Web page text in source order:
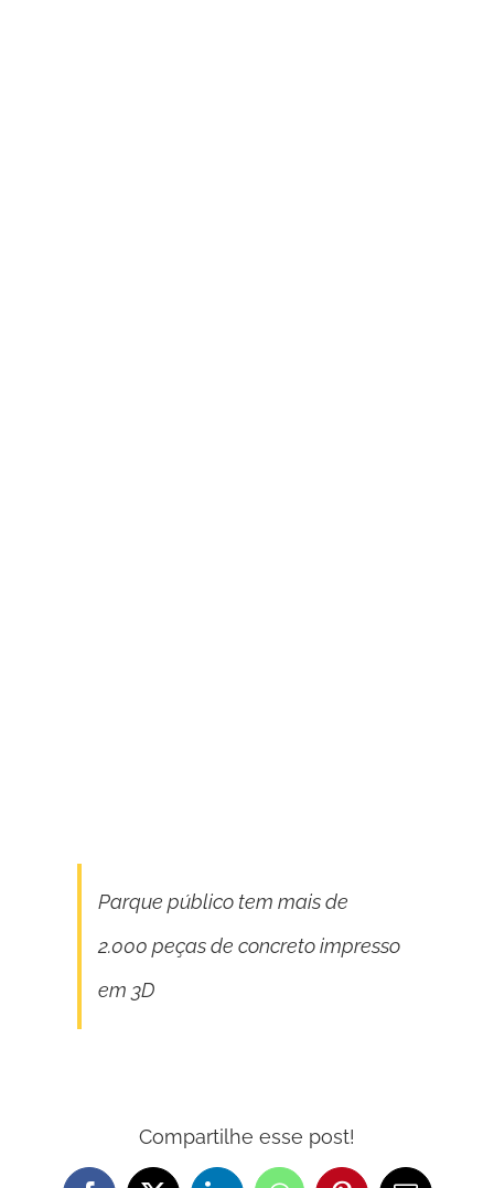
Parque público tem mais de
2.000 peças de concreto impresso
em 3D
Compartilhe esse post!